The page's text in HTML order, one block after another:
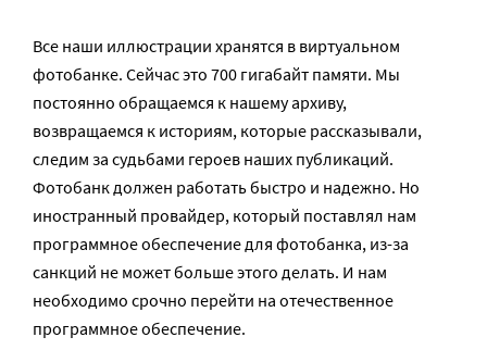
Все наши иллюстрации хранятся в виртуальном
фотобанке. Сейчас это 700 гигабайт памяти. Мы
постоянно обращаемся к нашему архиву,
возвращаемся к историям, которые рассказывали,
следим за судьбами героев наших публикаций.
Фотобанк должен работать быстро и надежно. Но
иностранный провайдер, который поставлял нам
программное обеспечение для фотобанка, из-за
санкций не может больше этого делать. И нам
необходимо срочно перейти на отечественное
программное обеспечение.